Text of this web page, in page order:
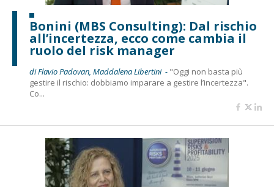
Bonini (MBS Consulting): Dal rischio
all’incertezza, ecco come cambia il
ruolo del risk manager
di Flavio Padovan, Maddalena Libertini - "Oggi non basta più
gestire il rischio: dobbiamo imparare a gestire l’incertezza".
Co...